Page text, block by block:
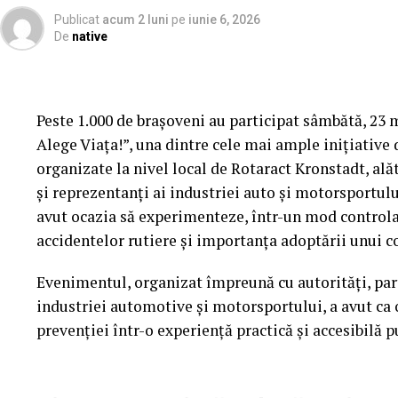
Cum știu dacă am obezitate? Rolul IMC și al
Deși Indicele de Masă Corporală (IMC) este
obezității, acest indicator nu spune întreaga
raportul talie–înălțime, impactul asupra
altele. Interesant este faptul că doar 20% dintre
Publicat acum 2 luni pe iunie 6, 2026
De native
Peste 1.000 de brașoveni au participat sâmbătă,
Alege Viața!”, una dintre cele mai ample
organizate la nivel local de Rotaract Kronstadt,
și reprezentanți ai industriei auto și
avut ocazia să experimenteze, într-un mod
accidentelor rutiere și importanța adoptării unui
Evenimentul, organizat împreună cu autorități,
industriei automotive și motorsportului, a avut
prevenției într-o experiență practică și accesibilă